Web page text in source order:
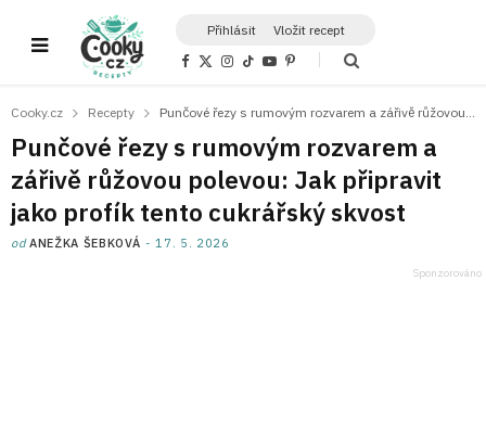
Přihlásit Vložit recept
F
b
o
k
X
i
t
e
r
)
I
a
r
a
m
T
o
Y
u
e
P
e
e
s
t
Cooky.cz Recepty
Punčové řezy s rumovým rozvarem a
zářivě růžovou polevou: Jak připravit
jako profík tento cukrářský skvost
odANEŽKA ŠEBKOVÁ 17. 5. 2026